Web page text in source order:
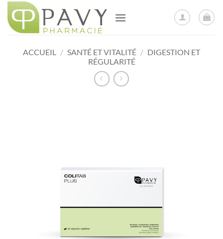
au
contenu
ACCUEIL / SANTÉ ET VITALITÉ / DIGESTION ET
RÉGULARITÉ